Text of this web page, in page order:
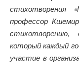
стихотворения
профессор
который каждый
участие в